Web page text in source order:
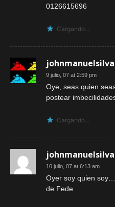
0126615696
Cargando...
johnmanuelsilva
9 julio, 07 at 2:59 pm
Oye, seas quien
postear
Cargando...
johnmanuelsilva
10 julio, 07 at 6:13 am
Oyer soy quien
de Fede